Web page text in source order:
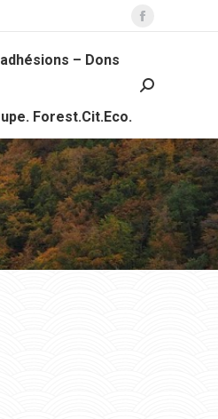
Facebook
in
window
– Dons
Forest.Cit.Eco.
Recherche